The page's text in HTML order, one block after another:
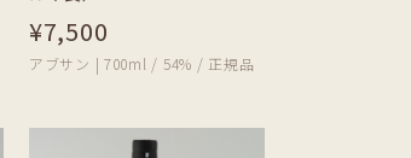
¥7,500
アブサン | 700ml / 54% / 正規品